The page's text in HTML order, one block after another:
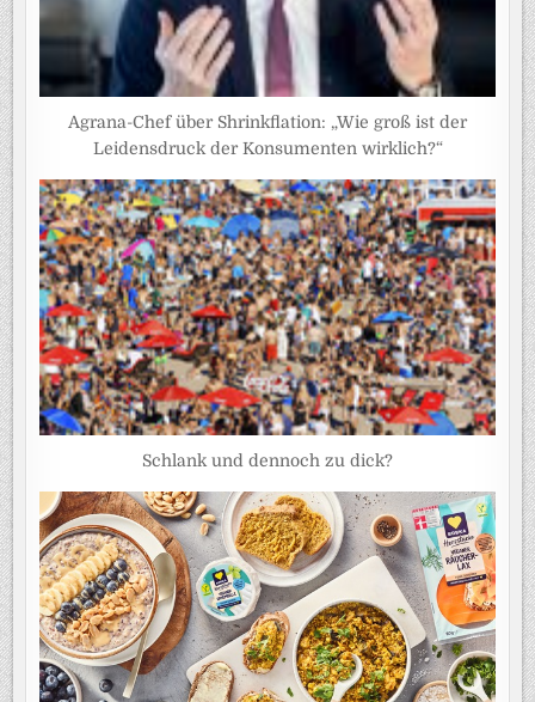
Agrana-Chef über Shrinkflation: „Wie groß ist der
Leidensdruck der Konsumenten wirklich?“
Schlank und dennoch zu dick?